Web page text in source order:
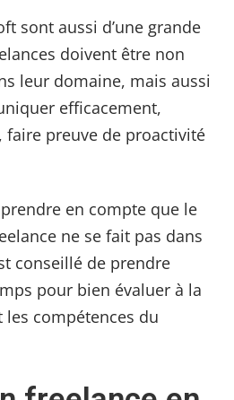
sont aussi d’une grande
doivent être non
leur domaine, mais aussi
efficacement,
faire preuve de proactivité
en compte que le
ne se fait pas dans
conseillé de prendre
pour bien évaluer à la
compétences du